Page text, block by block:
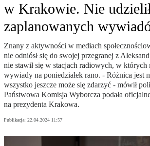
w Krakowie. Nie
zaplanowanych
Znany z aktywności w mediach
nie odniósł się do swojej przegranej z
nie stawił się w stacjach radiowych, w których
wywiady na poniedziałek rano. - Różnica jest
wszystko jeszcze może się zdarzyć - mówił
Państwowa Komisja Wyborcza podała
na prezydenta Krakowa.
Publikacja: 22.04.2024 11:57